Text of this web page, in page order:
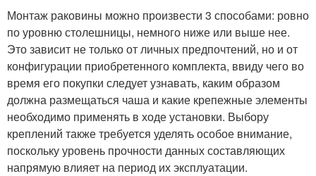
Монтаж раковины можно произвести 3 способами: ровно
по уровню столешницы, немного ниже или выше нее.
Это зависит не только от личных предпочтений, но и от
конфигурации приобретенного комплекта, ввиду чего во
время его покупки следует узнавать, каким образом
должна размещаться чаша и какие крепежные элементы
необходимо применять в ходе установки. Выбору
креплений также требуется уделять особое внимание,
поскольку уровень прочности данных составляющих
напрямую влияет на период их эксплуатации.